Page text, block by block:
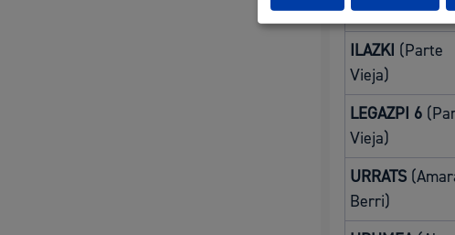
HITZEZ(Gros)
ILAZKI (Parte
Vieja)
LEGAZPI 6
Vieja)
URRATS
Berri)